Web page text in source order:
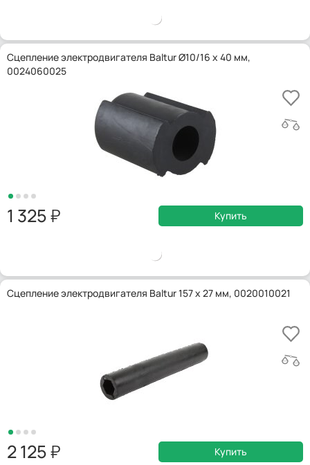
Сцепление электродвигателя Baltur Ø10/16 x 40 мм,
0024060025
1 325 Купить
Сцепление электродвигателя Baltur 157 x 27 мм, 0020010021
2 125 Купить